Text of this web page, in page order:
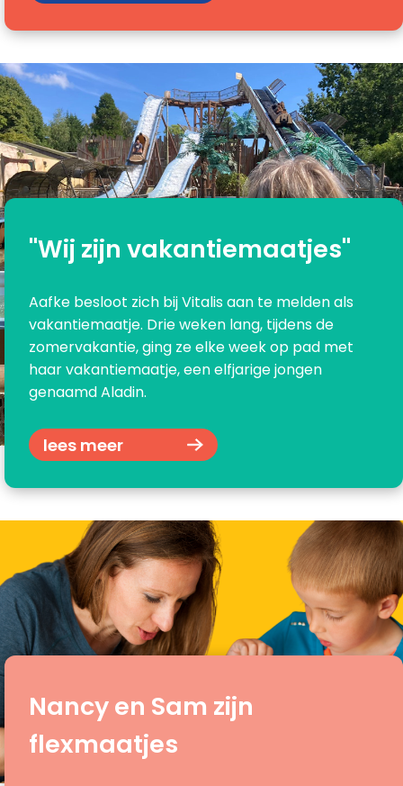
"Wij zijn vakantiemaatjes"
Aafke besloot zich bij Vitalis aan te melden als
vakantiemaatje. Drie weken lang, tijdens de
zomervakantie, ging ze elke week op pad met
haar vakantiemaatje, een elfjarige jongen
genaamd Aladin.
lees meer
Nancy en Sam zijn
flexmaatjes